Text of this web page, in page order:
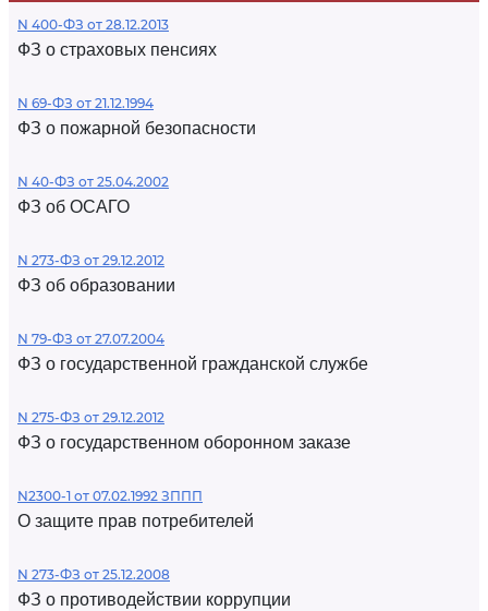
N 400-ФЗ от 28.12.2013
ФЗ о страховых пенсиях
N 69-ФЗ от 21.12.1994
ФЗ о пожарной безопасности
N 40-ФЗ от 25.04.2002
ФЗ об ОСАГО
N 273-ФЗ от 29.12.2012
ФЗ об образовании
N 79-ФЗ от 27.07.2004
ФЗ о государственной гражданской службе
N 275-ФЗ от 29.12.2012
ФЗ о государственном оборонном заказе
N2300-1 от 07.02.1992 ЗППП
О защите прав потребителей
N 273-ФЗ от 25.12.2008
ФЗ о противодействии коррупции